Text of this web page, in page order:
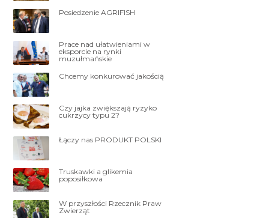
Posiedzenie AGRIFISH
Prace nad ułatwieniami w
eksporcie na rynki
muzułmańskie
Chcemy konkurować jakością
Czy jajka zwiększają ryzyko
cukrzycy typu 2?
Łączy nas PRODUKT POLSKI
Truskawki a glikemia
poposiłkowa
W przyszłości Rzecznik Praw
Zwierząt